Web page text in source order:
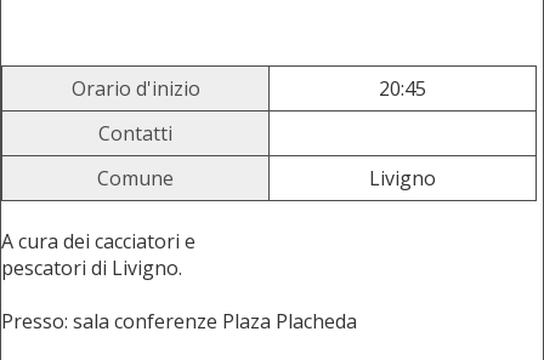
Orario d'inizio
20:45
Contatti
Comune
Livigno
A cura dei cacciatori e
pescatori di Livigno.
Presso: sala conferenze Plaza Placheda